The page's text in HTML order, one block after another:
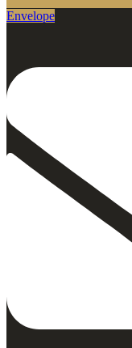
Envelope